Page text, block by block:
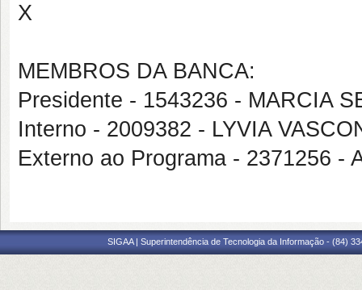
X
MEMBROS DA BANCA:
Presidente - 1543236 - MARCIA
Interno - 2009382 - LYVIA
Externo ao Programa - 2371256 -
SIGAA | Superintendência de Tecnologia da Informação - (84)